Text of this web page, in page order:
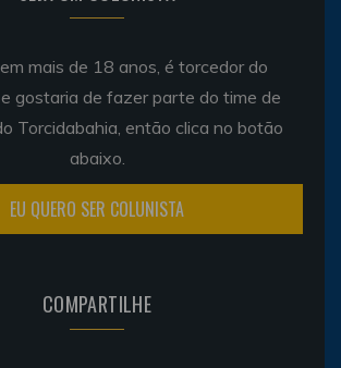
mais de 18 anos, é torcedor do
gostaria de fazer parte do time de
Torcidabahia, então clica no botão
abaixo.
EU QUERO SER COLUNISTA
COMPARTILHE